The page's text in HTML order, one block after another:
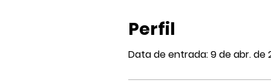
Perfil
Data de entrada: 9 de abr. de